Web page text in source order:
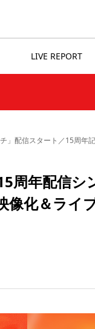
LIVE REPORT
」配信スタート／15周年
周年配信シ
像化＆ライ